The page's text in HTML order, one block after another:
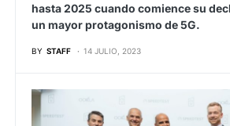
hasta 2025 cuando comience su
un mayor protagonismo de 5G.
BY STAFF 14 JULIO, 2023